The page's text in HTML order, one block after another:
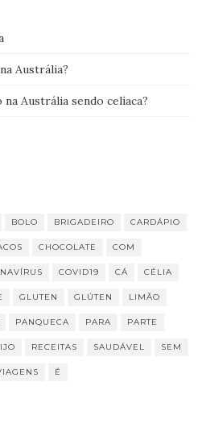
Austrália?
Austrália sendo celíaca?
BOLO BRIGADEIRO CARDÁPIO
CHOCOLATE COM
COVID19 CÁ CÉLIA
GLUTEN GLÚTEN LIMÃO
PANQUECA PARA PARTE
RECEITAS SAUDÁVEL SEM
É